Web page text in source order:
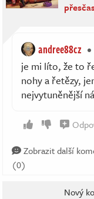
andree88cz
je mi líto, že to
nohy a řetězy,
nejvytuněnější
Zobrazit další
(0)
Nový